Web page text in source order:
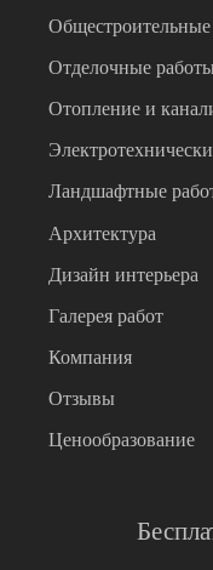
Отделочные работы
Отопление и
Ландшафтные
Архитектура
Дизайн интерьера
Галерея работ
Компания
Отзывы
Ценообразование